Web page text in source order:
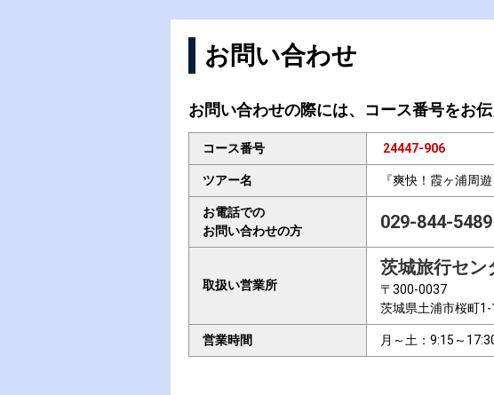
お問い合わせ
お問い合わせの際には、コース番号をお
コース番号 24447-906
ツアー名 『爽快！霞ヶ浦周
お電話での
お問い合わせの方
029-844-5489
取扱い営業所
茨城旅行セン
〒300-0037
茨城県土浦市桜町
営業時間 月～土：9:15～